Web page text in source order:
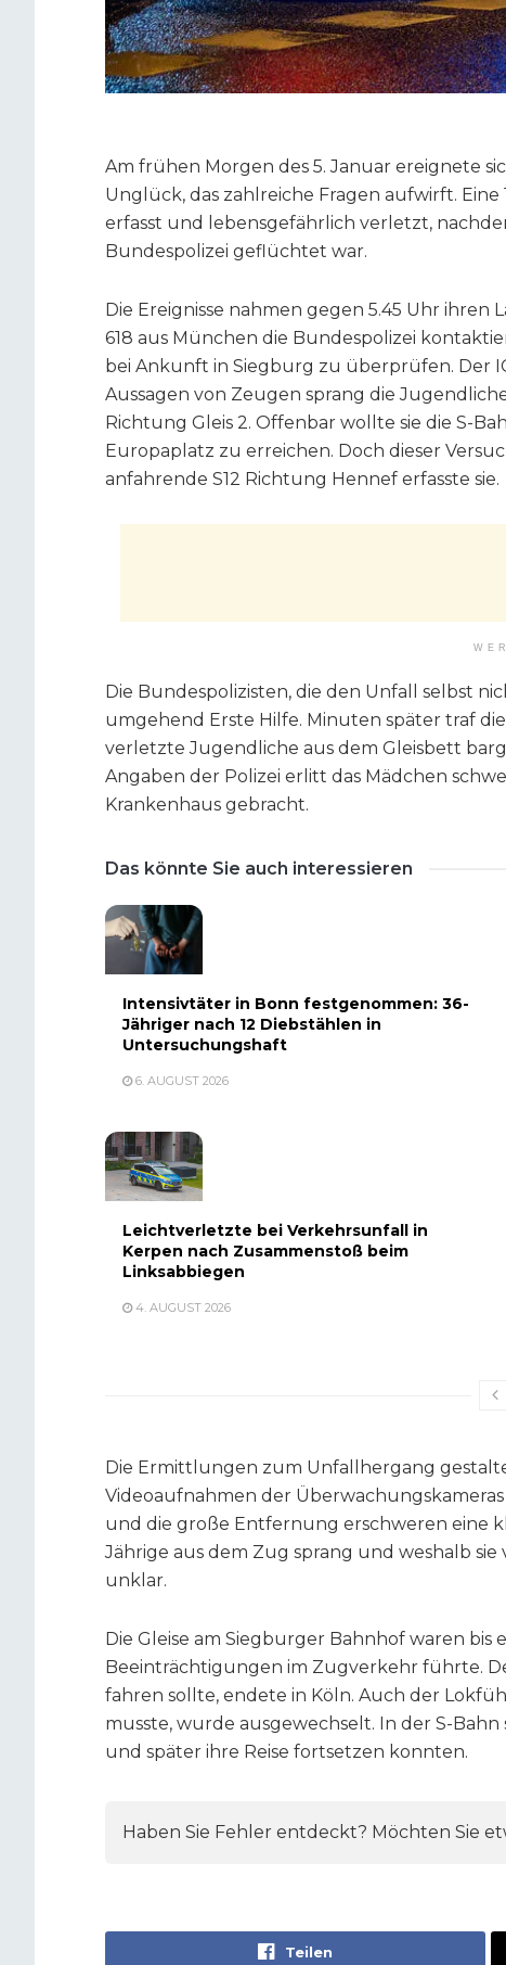
Am frühen Morgen des 5. Januar ereignete
Unglück, das zahlreiche Fragen aufwirft.
erfasst und lebensgefährlich verletzt,
Bundespolizei geflüchtet war.
Die Ereignisse nahmen gegen 5.45 Uhr ihren
618 aus München die Bundespolizei
bei Ankunft in Siegburg zu überprüfen. Der
Aussagen von Zeugen sprang die
Richtung Gleis 2. Offenbar wollte sie die S-
Europaplatz zu erreichen. Doch dieser
anfahrende S12 Richtung Hennef erfasste sie.
Die Bundespolizisten, die den Unfall selbst
umgehend Erste Hilfe. Minuten später traf
verletzte Jugendliche aus dem Gleisbett
Angaben der Polizei erlitt das Mädchen
Krankenhaus gebracht.
Das könnte Sie auch interessieren
Intensivtäter in Bonn festgenommen: 36-
Jähriger nach 12 Diebstählen in
Untersuchungshaft
6. AUGUST 2026
Leichtverletzte bei Verkehrsunfall in
Kerpen nach Zusammenstoß beim
Linksabbiegen
4. AUGUST 2026
Die Ermittlungen zum Unfallhergang
Videoaufnahmen der
und die große Entfernung erschweren eine
Jährige aus dem Zug sprang und weshalb
unklar.
Die Gleise am Siegburger Bahnhof waren
Beeinträchtigungen im Zugverkehr führte.
fahren sollte, endete in Köln. Auch der
musste, wurde ausgewechselt. In der S-
und später ihre Reise fortsetzen konnten.
Haben Sie Fehler entdeckt? Möchten Sie
Teilen